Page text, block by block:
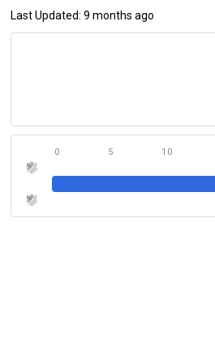
Last Updated: 9 months ago
0 5 10